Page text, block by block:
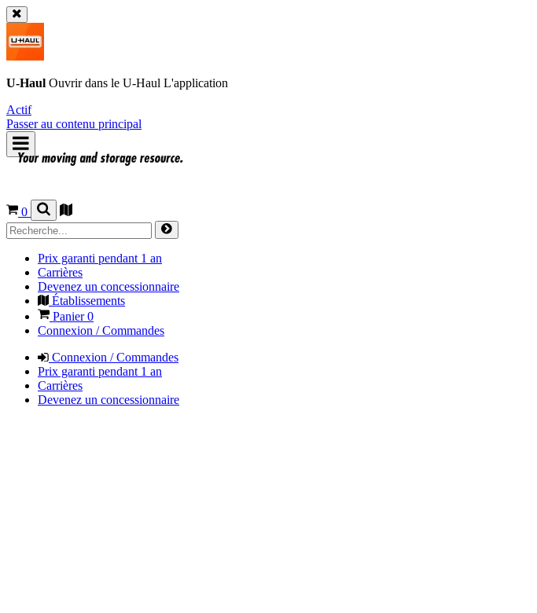
U-Haul Ouvrir dans le U-Haul L'application
Actif
Passer au contenu principal
0
Prix garanti pendant 1 an
Carrières
Devenez un concessionnaire
Établissements
Panier0
Connexion / Commandes
Connexion / Commandes
Prix garanti pendant 1 an
Carrières
Devenez un concessionnaire